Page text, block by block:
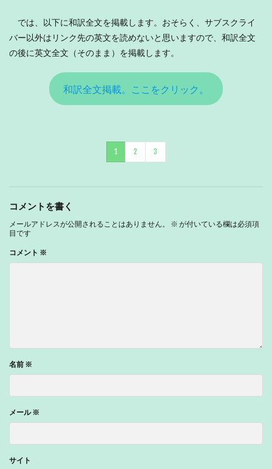
では、以下に和訳全文を掲載します。おそらく、サブスクライ
バー以外はリンク先の英文を読めないと思いますので、和訳全文
の後に英文全文（そのまま）を掲載します。
和訳全文掲載。ここをクリック。
1 2 3
コメントを書く
メールアドレスが公開されることはありません。 ※ が付いている欄は必須項
目です
コメント ※
名前 ※
メール※
サイト